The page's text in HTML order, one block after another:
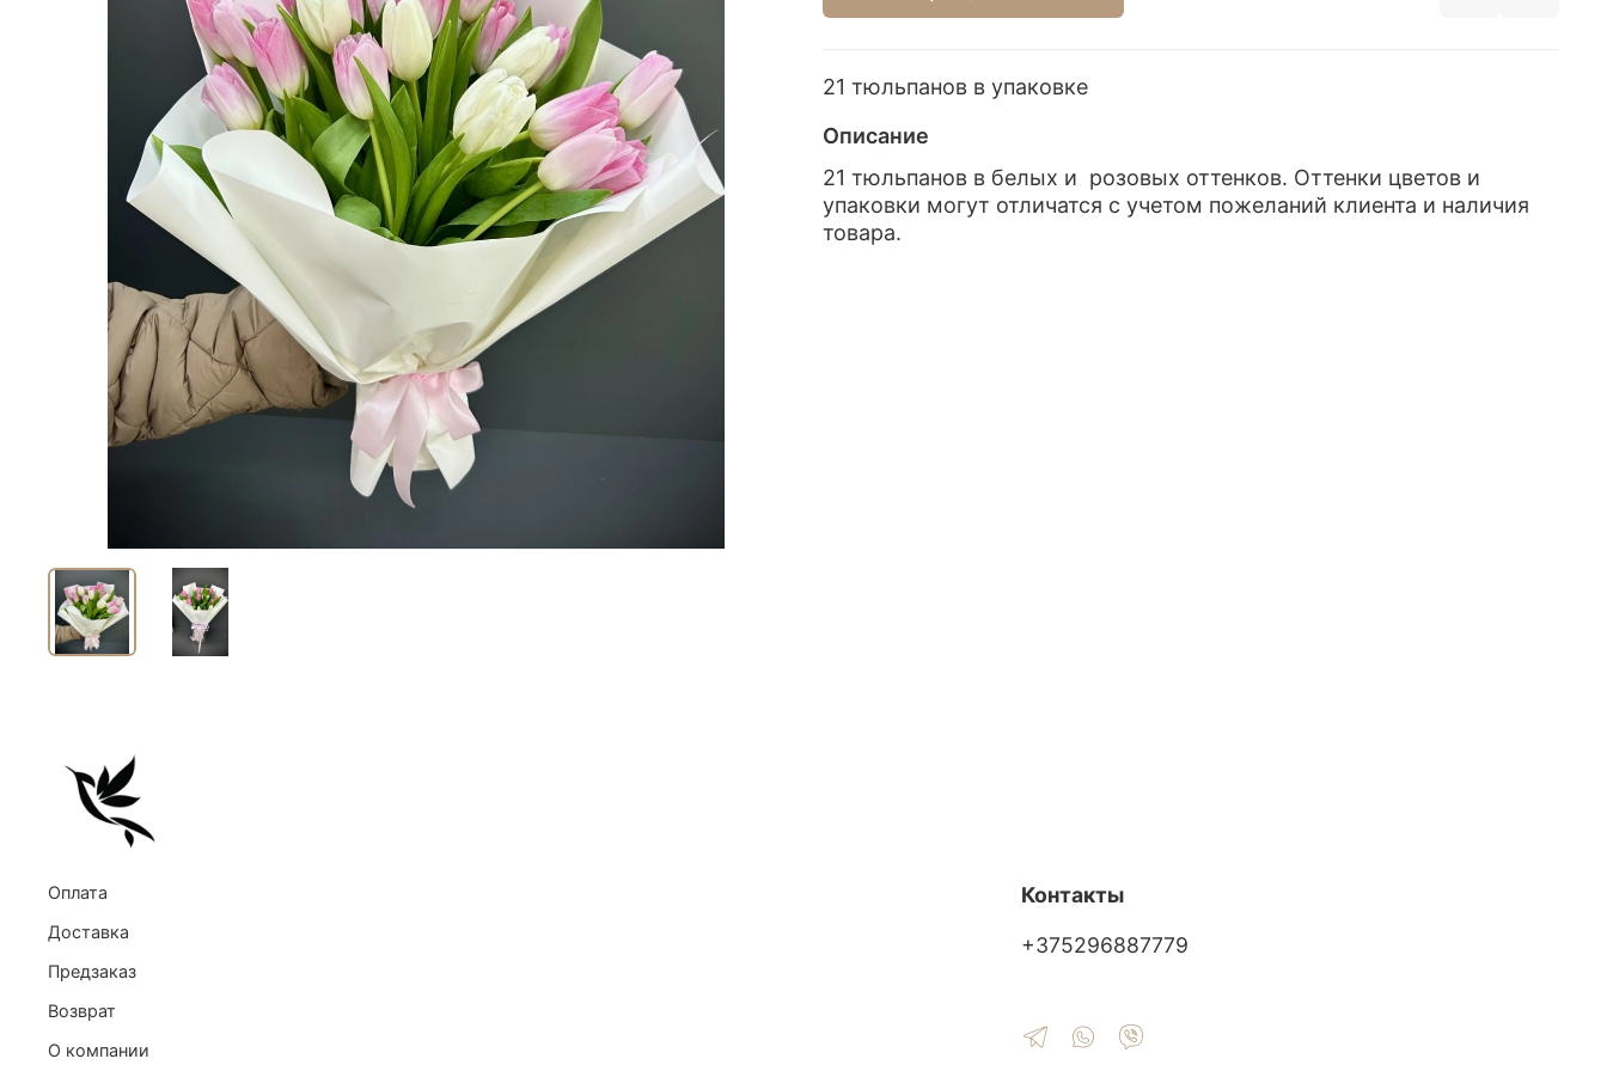
21 тюльпанов в упаковке
Описание
21 тюльпанов в белых и розовых оттенков. Оттенки цветов и
упаковки могут отличатся с учетом пожеланий клиента и наличия
товара.
Оплата
Доставка
Предзаказ
Возврат
О компании
Контакты
+375296887779